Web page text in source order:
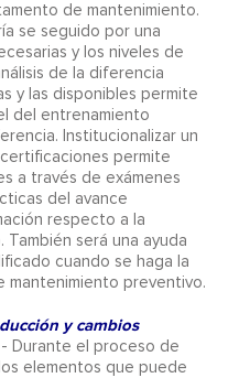
de mantenimiento.
se seguido por una
y los niveles de
de la diferencia
y las disponibles permite
del entrenamiento
Institucionalizar un
permite
a través de exámenes
del avance
respecto a la
será una ayuda
cuando se haga la
mantenimiento preventivo.
y cambios
Durante el proceso de
elementos que puede